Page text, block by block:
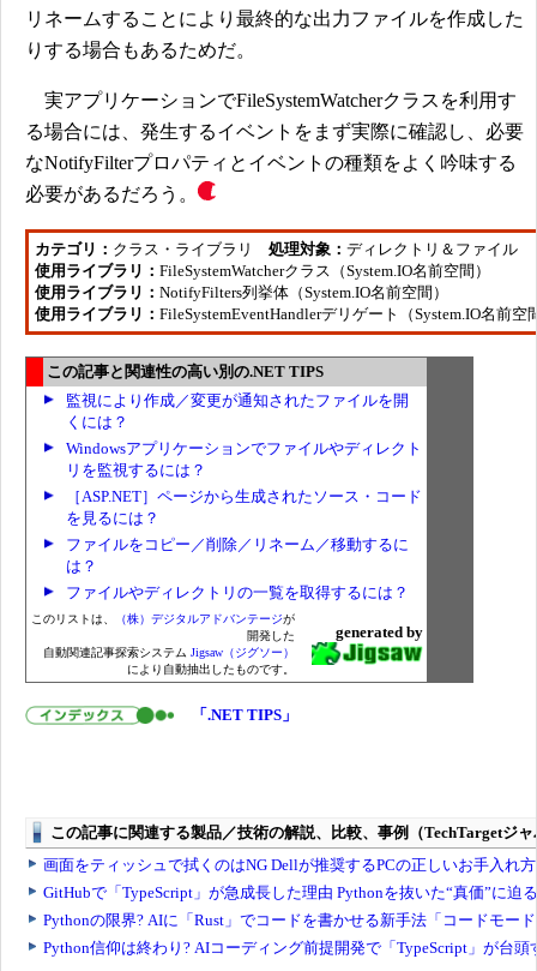
リネームすることにより最終的な出力ファイルを作成した
りする場合もあるためだ。
実アプリケーションでFileSystemWatcherクラスを利用す
る場合には、発生するイベントをまず実際に確認し、必要
なNotifyFilterプロパティとイベントの種類をよく吟味する
必要があるだろう。
カテゴリ： クラス・ライブラリ 処理対象： ディレクトリ＆ファイル
使用ライブラリ： FileSystemWatcherクラス（System.IO名前空間）
使用ライブラリ： NotifyFilters列挙体（System.IO名前空間）
使用ライブラリ： FileSystemEventHandlerデリゲート（System.IO名前空
この記事と関連性の高い別の.NET TIPS
監視により作成／変更が通知されたファイルを開
くには？
Windowsアプリケーションでファイルやディレクト
リを監視するには？
［ASP.NET］ページから生成されたソース・コード
を見るには？
ファイルをコピー／削除／リネーム／移動するに
は？
ファイルやディレクトリの一覧を取得するには？
このリストは、 （株）デジタルアドバンテージが
開発した
自動関連記事探索システム Jigsaw（ジグソー）
により自動抽出したものです。
generated by
「.NET TIPS」